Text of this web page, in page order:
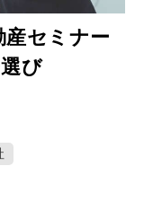
産セミナー
び